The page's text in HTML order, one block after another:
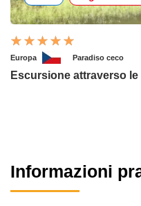
Europa Paradiso ceco
Escursione attraverso
Informazioni